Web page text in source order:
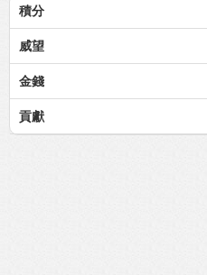
積分
威望
金錢
貢獻